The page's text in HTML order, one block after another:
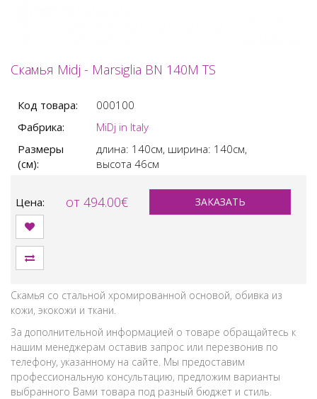
Скамья Midj - Marsiglia BN 140M TS
Код товара:
000100
Фабрика:
MiDj in Italy
Размеры
(см):
длина: 140см, ширина: 140см,
высота 46см
Цена: от 494.00€ ЗАКАЗАТЬ
Скамья со стальной хромированной основой, обивка из
кожи, экокожи и ткани.
За дополнительной информацией о товаре обращайтесь к
нашим менеджерам оставив запрос или перезвонив по
телефону, указанному на сайте. Мы предоставим
профессиональную консультацию, предложим варианты
выбранного Вами товара под разный бюджет и стиль.